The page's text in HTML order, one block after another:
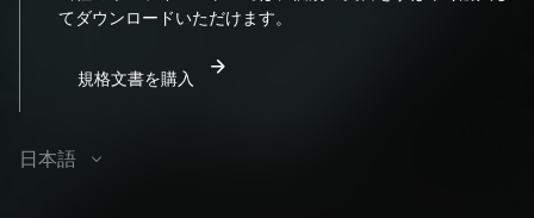
てダウンロードいただけます。
規格文書を購入
日本語